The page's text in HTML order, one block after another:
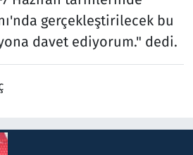
gerçekleştirilecek bu
davet ediyorum." dedi.